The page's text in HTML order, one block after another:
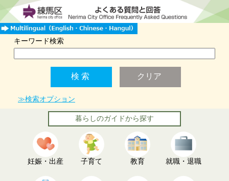
キーワード検索
≫検索オプション
暮らしのガイドから探す
妊娠・出産 子育て 教育 就職・退職